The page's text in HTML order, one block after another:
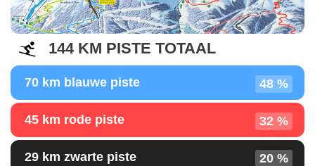
144 KM PISTE TOTAAL
70 km blauwe piste 48 %
45 km rode piste 32 %
29 km zwarte piste 20 %